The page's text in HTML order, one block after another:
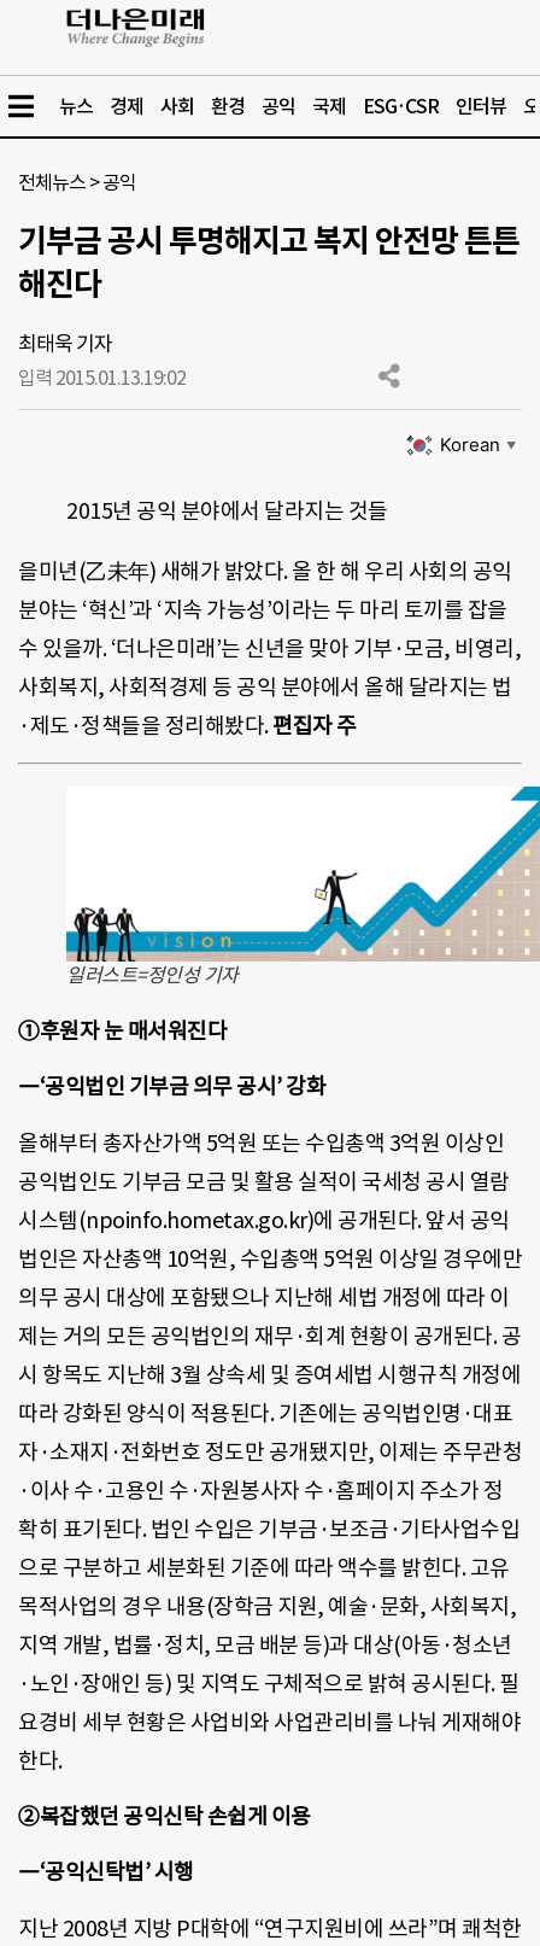
뉴스 경제 사회 환경 공익 국제 ESG·CSR 인터뷰
전체뉴스 >공익
기부금 공시 투명해지고 복지 안전망 튼튼
해진다
최태욱 기자
입력 2015.01.13.19:02
Korean ▼
2015년 공익 분야에서 달라지는 것들
을미년(乙未年) 새해가 밝았다. 올 한 해 우리 사회의 공익
분야는 ‘혁신’과 ‘지속 가능성’이라는 두 마리 토끼를 잡을
수 있을까. ‘더나은미래’는 신년을 맞아 기부·모금, 비영리,
사회복지, 사회적경제 등 공익 분야에서 올해 달라지는 법
·제도·정책들을 정리해봤다.편집자 주
일러스트=정인성 기자
①후원자 눈 매서워진다
―‘공익법인 기부금 의무 공시’ 강화
올해부터 총자산가액 5억원 또는 수입총액 3억원 이상인
공익법인도 기부금 모금 및 활용 실적이 국세청 공시 열람
시스템(npoinfo.hometax.go.kr)에 공개된다. 앞서 공익
법인은 자산총액 10억원, 수입총액 5억원 이상일 경우에만
의무 공시 대상에 포함됐으나 지난해 세법 개정에 따라 이
제는 거의 모든 공익법인의 재무·회계 현황이 공개된다. 공
시 항목도 지난해 3월 상속세 및 증여세법 시행규칙 개정에
따라 강화된 양식이 적용된다. 기존에는 공익법인명·대표
자·소재지·전화번호 정도만 공개됐지만, 이제는 주무관청
·이사 수·고용인 수·자원봉사자 수·홈페이지 주소가 정
확히 표기된다. 법인 수입은 기부금·보조금·기타사업수입
으로 구분하고 세분화된 기준에 따라 액수를 밝힌다. 고유
목적사업의 경우 내용(장학금 지원, 예술·문화, 사회복지,
지역 개발, 법률·정치, 모금 배분 등)과 대상(아동·청소년
·노인·장애인 등) 및 지역도 구체적으로 밝혀 공시된다. 필
요경비 세부 현황은 사업비와 사업관리비를 나눠 게재해야
한다.
②복잡했던 공익신탁 손쉽게 이용
―‘공익신탁법’ 시행
지난 2008년 지방 P대학에 “연구지원비에 쓰라”며 쾌척한